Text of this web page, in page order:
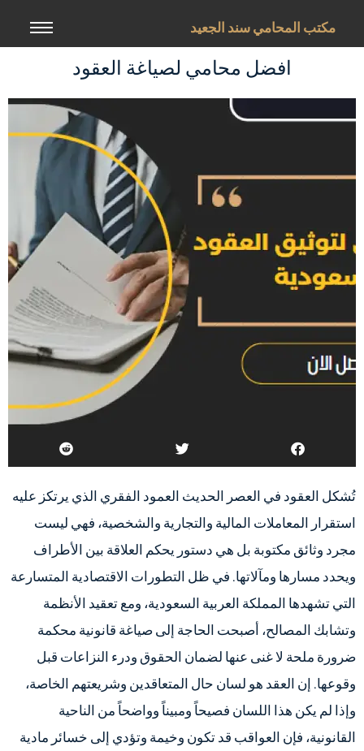
مكتب المحامي سند الجعيد
افضل محامي لصياغة العقود
تُشكل العقود في العصر الحديث العمود الفقري الذي يرتكز عليه
استقرار المعاملات المالية والتجارية والشخصية، فهي ليست
مجرد وثائق مكتوبة بل هي دستور يحكم العلاقة بين الأطراف
ويحدد مسارها ومآلاتها. في ظل التطورات الاقتصادية المتسارعة
التي تشهدها المملكة العربية السعودية، ومع تعقيد الأنظمة
وتشابك المصالح، أصبحت الحاجة إلى صياغة قانونية محكمة
ضرورة ملحة لا غنى عنها لضمان الحقوق ودرء النزاعات قبل
وقوعها. إن العقد هو لسان حال المتعاقدين وشريعتهم الخاصة،
وإذا لم يكن هذا اللسان فصيحاً ومبيناً وواضحاً من الناحية
القانونية، فإن العواقب قد تكون وخيمة وتؤدي إلى خسائر مادية